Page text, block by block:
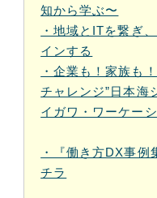
知から学ぶ〜
・地域とITを繋ぎ
インする
・企業も！家族も
チャレンジ”日本海
イガワ・ワーケー
・『働き方DX事
チラ